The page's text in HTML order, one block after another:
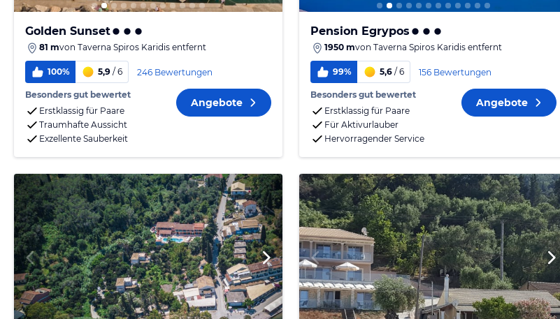
Golden Sunset
81 mvon Taverna Spiros Karidis entfernt
100% 5,9 / 6 246 Bewertungen
Besonders gut bewertet
Erstklassig für Paare
Traumhafte Aussicht
Exzellente Sauberkeit
Angebote
Pension Egrypos
1950 mvon Taverna Spiros Karidis entfernt
99% 5,6 / 6 156 Bewertungen
Besonders gut bewertet
Erstklassig für Paare
Für Aktivurlauber
Hervorragender Service
Angebote